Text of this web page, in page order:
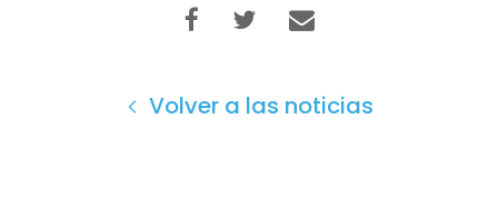
Volver a las noticias